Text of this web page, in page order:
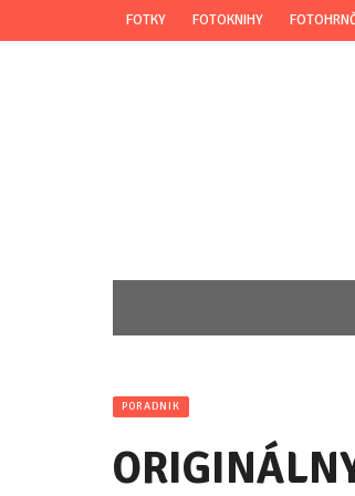
FOTKY FOTOKNIHY
PORADNIK